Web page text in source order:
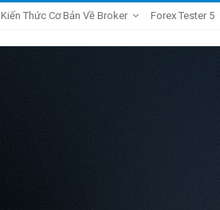
Kiến Thức Cơ Bản Về Broker Forex Tester 5